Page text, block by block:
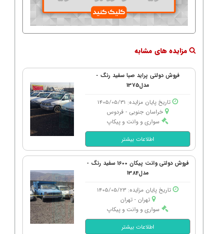
مزایده های مشابه
فروش دولتی پراید صبا سفید رنگ -
مدل1375
تاریخ پایان مزایده: 1405/05/31
خراسان جنوبی - فردوس
سواری و وانت و پیکاپ
اطلاعات بیشتر
فروش دولتی وانت پیکان 1600 سفید رنگ -
مدل1384
تاریخ پایان مزایده: 1405/05/23
تهران - تهران
سواری و وانت و پیکاپ
اطلاعات بیشتر